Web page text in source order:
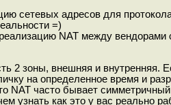
сетевых адресов для
=)
NAT между вендорами
2 зоны, внешняя и внутренняя.
на определенное время и
NAT часто бывает
узнать как это у вас реально